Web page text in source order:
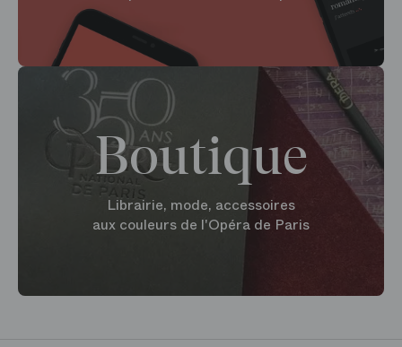
Boutique
Librairie, mode, accessoires
aux couleurs de l'Opéra de Paris